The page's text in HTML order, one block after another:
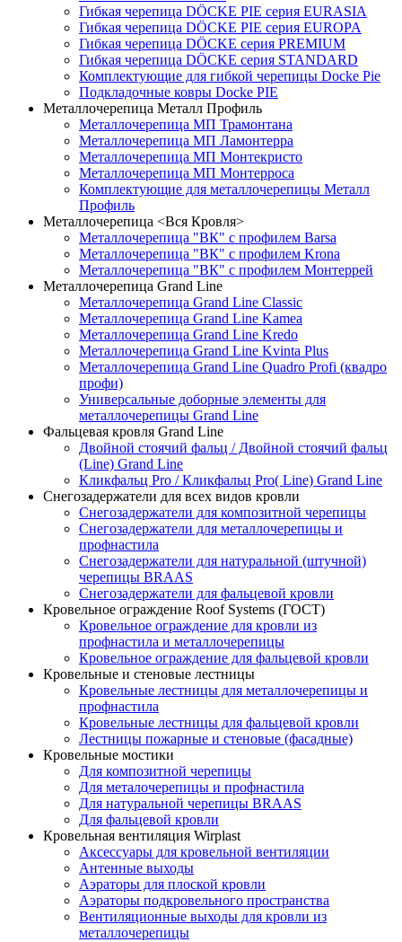
Гибкая черепица DÖCKE PIE серия EURASIA
Гибкая черепица DÖCKE PIE серия EUROPA
Гибкая черепица DÖCKE серия PREMIUM
Гибкая черепица DÖCKE серия STANDARD
Комплектующие для гибкой черепицы Docke Pie
Подкладочные ковры Docke PIE
Металлочерепица Металл Профиль
Металлочерепица МП Трамонтана
Металлочерепица МП Ламонтерра
Металлочерепица МП Монтекристо
Металлочерепица МП Монтерроса
Комплектующие для металлочерепицы Металл
Профиль
Металлочерепица <Вся Кровля>
Металлочерепица "ВК" с профилем Barsa
Металлочерепица "ВК" с профилем Krona
Металлочерепица "ВК" с профилем Монтеррей
Металлочерепица Grand Line
Металлочерепица Grand Line Classic
Металлочерепица Grand Line Kamea
Металлочерепица Grand Line Kredo
Металлочерепица Grand Line Kvinta Plus
Металлочерепица Grand Line Quadro Profi (квадро
профи)
Универсальные доборные элементы для
металлочерепицы Grand Line
Фальцевая кровля Grand Line
Двойной стоячий фальц / Двойной стоячий фальц
(Line) Grand Line
Кликфальц Pro / Кликфальц Pro( Line) Grand Line
Снегозадержатели для всех видов кровли
Снегозадержатели для композитной черепицы
Снегозадержатели для металлочерепицы и
профнастила
Снегозадержатели для натуральной (штучной)
черепицы BRAAS
Снегозадержатели для фальцевой кровли
Кровельное ограждение Roof Systems (ГОСТ)
Кровельное ограждение для кровли из
профнастила и металлочерепицы
Кровельное ограждение для фальцевой кровли
Кровельные и стеновые лестницы
Кровельные лестницы для металлочерепицы и
профнастила
Кровельные лестницы для фальцевой кровли
Лестницы пожарные и стеновые (фасадные)
Кровельные мостики
Для композитной черепицы
Для металочерепицы и профнастила
Для натуральной черепицы BRAAS
Для фальцевой кровли
Кровельная вентиляция Wirplast
Аксессуары для кровельной вентиляции
Антенные выходы
Аэраторы для плоской кровли
Аэраторы подкровельного пространства
Вентиляционные выходы для кровли из
металлочерепицы